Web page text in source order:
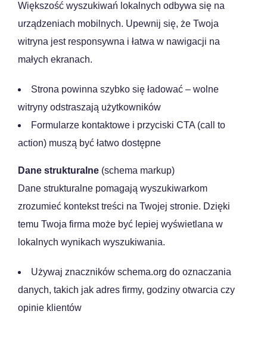
Większość wyszukiwań lokalnych odbywa się na
urządzeniach mobilnych. Upewnij się, że Twoja
witryna jest responsywna i łatwa w nawigacji na
małych ekranach.
Strona powinna szybko się ładować – wolne
witryny odstraszają użytkowników
Formularze kontaktowe i przyciski CTA (call to
action) muszą być łatwo dostępne
Dane strukturalne (schema markup)
Dane strukturalne pomagają wyszukiwarkom
zrozumieć kontekst treści na Twojej stronie. Dzięki
temu Twoja firma może być lepiej wyświetlana w
lokalnych wynikach wyszukiwania.
Używaj znaczników schema.org do oznaczania
danych, takich jak adres firmy, godziny otwarcia czy
opinie klientów